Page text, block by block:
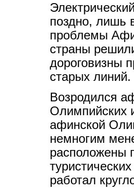
поздно, лишь
проблемы
страны
дороговизны
старых линий.
Возродился
Олимпийских
афинской
немногим
расположены
работал